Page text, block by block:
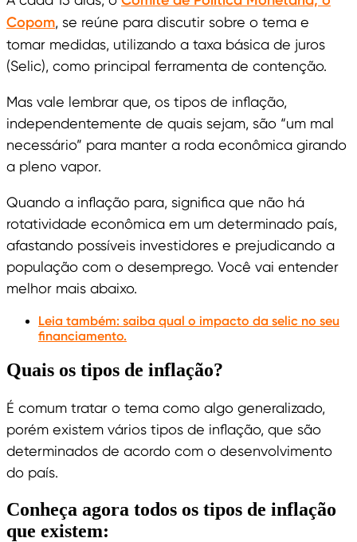
Copom, se reúne para discutir sobre o tema e
tomar medidas, utilizando a taxa básica de juros
(Selic), como principal ferramenta de contenção.
Mas vale lembrar que, os tipos de inflação,
independentemente de quais sejam, são “um mal
necessário” para manter a roda econômica girando
a pleno vapor.
Quando a inflação para, significa que não há
rotatividade econômica em um determinado país,
afastando possíveis investidores e prejudicando a
população com o desemprego. Você vai entender
melhor mais abaixo.
Leia também: saiba qual o impacto da selic no seu
financiamento.
Quais os tipos de inflação?
É comum tratar o tema como algo generalizado,
porém existem vários tipos de inflação, que são
determinados de acordo com o desenvolvimento
do país.
Conheça agora todos os tipos de inflação
que existem: